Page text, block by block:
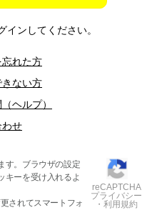
インしてください。
れた方
きない方
ヘルプ）
わせ
す。ブラウザの設定
キーを受け入れるよ
されてスマートフォ
reCAPTCHA
プライバシー
・利用規約